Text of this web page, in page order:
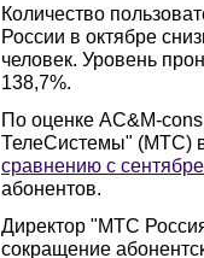
Количество
России в октябре
человек. Уровень
138,7%.
По оценке AC&M-
ТелеСистемы" (МТС) в
сравнению с
абонентов.
Директор "МТС
сокращение